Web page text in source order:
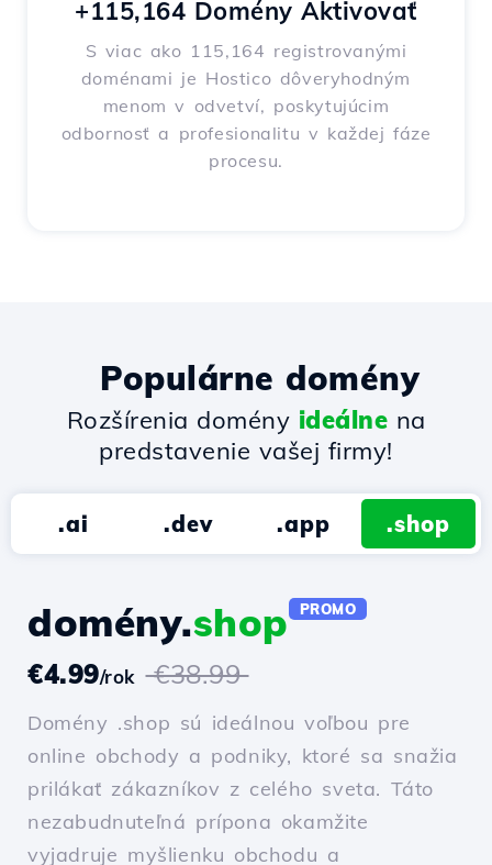
+115,164 Domény Aktivovať
S viac ako 115,164 registrovanými
doménami je Hostico dôveryhodným
menom v odvetví, poskytujúcim
odbornosť a profesionalitu v každej fáze
procesu.
Populárne domény
Rozšírenia domény ideálne na
predstavenie vašej firmy!
.ai .dev .app .shop
domény.shop PROMO
€4.99/rok €38.99
Domény .shop sú ideálnou voľbou pre
online obchody a podniky, ktoré sa snažia
prilákať zákazníkov z celého sveta. Táto
nezabudnuteľná prípona okamžite
vyjadruje myšlienku obchodu a